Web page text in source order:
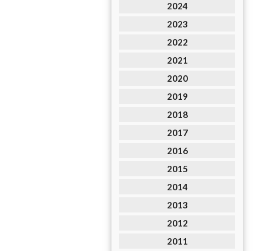
2024
2023
2022
2021
2020
2019
2018
2017
2016
2015
2014
2013
2012
2011